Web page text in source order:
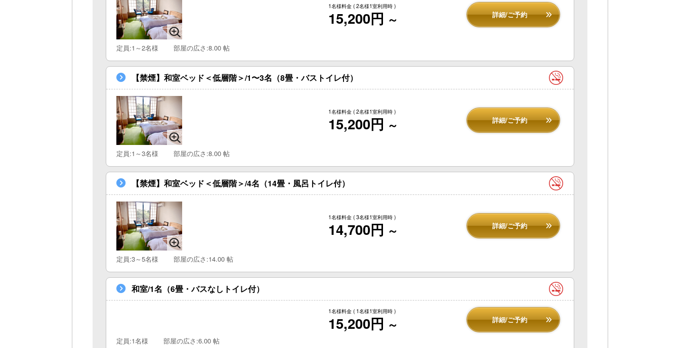
1名様料金 ( 2名様1室利用時 )
15,200円 ～ 詳細/ご予約
定員:1～2名様 部屋の広さ:8.00 帖
【禁煙】和室ベッド＜低層階＞/1〜3名（8畳・バストイレ付）
1名様料金 ( 2名様1室利用時 )
15,200円 ～ 詳細/ご予約
定員:1～3名様 部屋の広さ:8.00 帖
【禁煙】和室ベッド＜低層階＞/4名（14畳・風呂トイレ付）
1名様料金 ( 3名様1室利用時 )
14,700円 ～ 詳細/ご予約
定員:3～5名様 部屋の広さ:14.00 帖
和室/1名（6畳・バスなしトイレ付）
1名様料金 ( 1名様1室利用時 )
15,200円 ～ 詳細/ご予約
定員:1名様 部屋の広さ:6.00 帖